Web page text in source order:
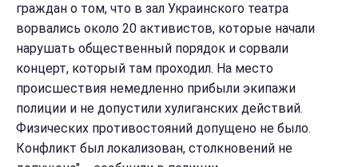
граждан о том, что в зал Украинского театра
ворвались около 20 активистов, которые начали
нарушать общественный порядок и сорвали
концерт, который там проходил. На место
происшествия немедленно прибыли экипажи
полиции и не допустили хулиганских действий.
Физических противостояний допущено не было.
Конфликт был локализован, столкновений не